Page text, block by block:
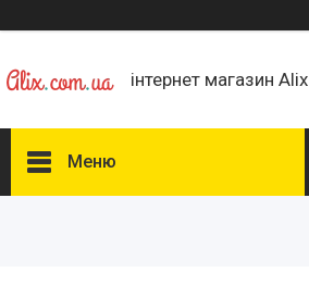
інтернет магазин Alix
Меню